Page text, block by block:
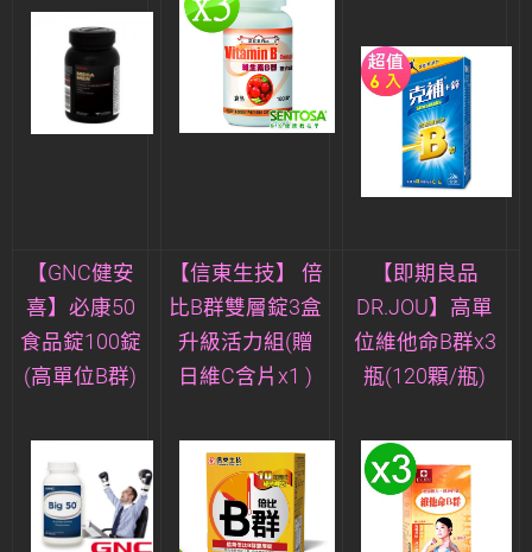
【GNC健安
喜】必康50
食品錠100錠
(高單位B群)
【信東生技】 倍
比B群雙層錠3盒
升級活力組(贈
日維C含片x1 )
【即期良品
DR.JOU】高單
位維他命B群x3
瓶(120顆/瓶)